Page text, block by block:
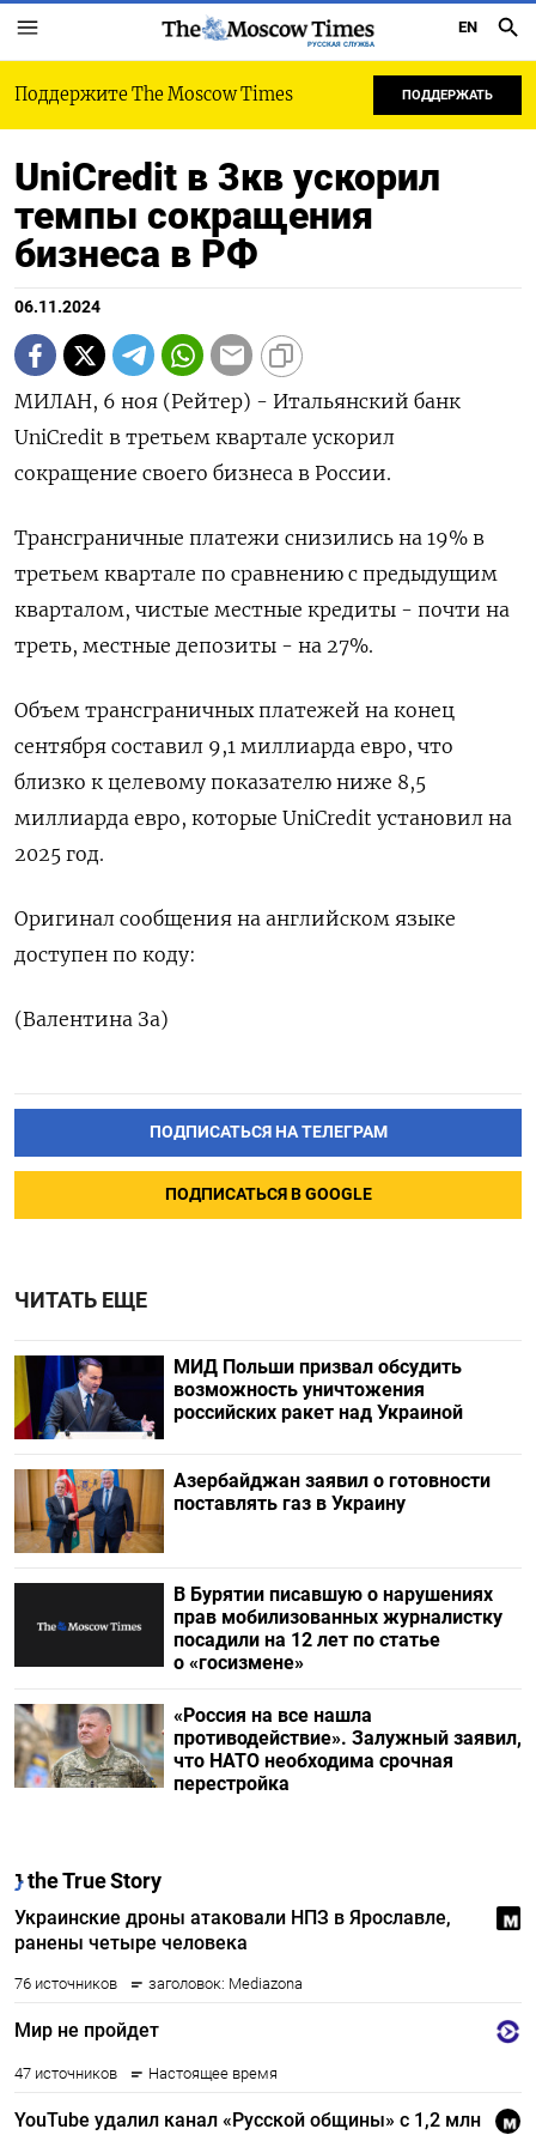
РУССКАЯ СЛУЖБА
EN
Поддержите The Moscow Times ПОДДЕРЖАТЬ
UniCredit в 3кв ускорил
темпы сокращения
бизнеса в РФ
06.11.2024
МИЛАН, 6 ноя (Рейтер) - Итальянский банк
UniCredit в третьем квартале ускорил
сокращение своего бизнеса в России.
Трансграничные платежи снизились на 19% в
третьем квартале по сравнению с предыдущим
кварталом, чистые местные кредиты - почти на
треть, местные депозиты - на 27%.
Объем трансграничных платежей на конец
сентября составил 9,1 миллиарда евро, что
близко к целевому показателю ниже 8,5
миллиарда евро, которые UniCredit установил на
2025 год.
Оригинал сообщения на английском языке
доступен по коду:
(Валентина За)
ПОДПИСАТЬСЯ НА ТЕЛЕГРАМ
ПОДПИСАТЬСЯ В GOOGLE
ЧИТАТЬ ЕЩЕ
МИД Польши призвал обсудить
возможность уничтожения
российских ракет над Украиной
Азербайджан заявил о готовности
поставлять газ в Украину
В Бурятии писавшую о нарушениях
прав мобилизованных журналистку
посадили на 12 лет по статье
о «госизмене»
«Россия на все нашла
противодействие». Залужный заявил,
что НАТО необходима срочная
перестройка